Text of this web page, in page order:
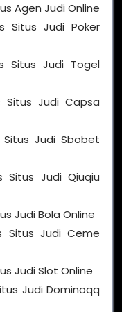
Agen Judi Online
Situs Judi Poker
Situs Judi Togel
Situs Judi Capsa
Judi Sbobet
Situs Judi Qiuqiu
Judi Bola Online
Situs Judi Ceme
Judi Slot Online
Judi Dominoqq